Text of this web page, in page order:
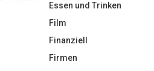
Essen und Trinken
Film
Finanziell
Firmen